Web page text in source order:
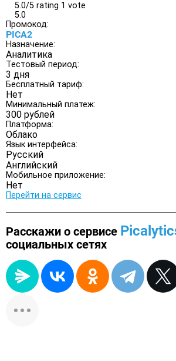
5.0/5 rating 1 vote
5.0
Промокод:
PICA2
Назначение:
Аналитика
Тестовый период:
3 дня
Бесплатный тариф:
Нет
Минимальный платеж:
300 рублей
Платформа:
Облако
Язык интерфейса:
Русский
Английский
Мобильное приложение:
Нет
Перейти на сервис
Расскажи о сервисе
социальных сетях